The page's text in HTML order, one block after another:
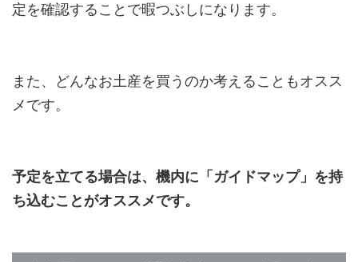
定を確認することで暇つぶしになります。
また、どんなお土産を買うのか考えることもオスス
メです。
予定を立てる場合は、機内に「ガイドマップ」を持
ち込むことがオススメです。